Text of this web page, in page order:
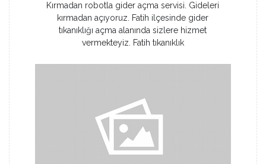
Kırmadan robotla gider açma servisi. Gideleri
kırmadan açıyoruz. Fatih ilçesinde gider
tıkanıklığı açma alanında sizlere hizmet
vermekteyiz. Fatih tıkanıklık